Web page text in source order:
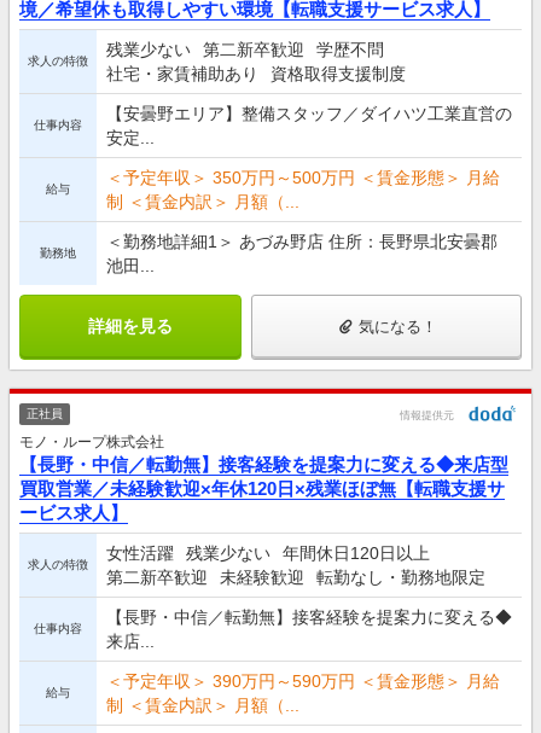
境／希望休も取得しやすい環境【転職支援サービス求人】
求人の特徴
残業少ない 第二新卒歓迎
学歴不問
社宅・家賃補助あり
資格取得支援制度
仕事内容
【安曇野エリア】整備スタッフ／ダイハツ工業直営の
安定...
給与
＜予定年収＞ 350万円～500万円 ＜賃金形態＞ 月給
制 ＜賃金内訳＞ 月額（...
勤務地
＜勤務地詳細1＞ あづみ野店 住所：長野県北安曇郡
池田...
詳細を見る 気になる！
正社員 情報提供元
モノ・ループ株式会社
【長野・中信／転勤無】接客経験を提案力に変える◆来店型
買取営業／未経験歓迎×年休120日×残業ほぼ無【転職支援サ
ービス求人】
求人の特徴
女性活躍 残業少ない
年間休日120日以上
第二新卒歓迎
未経験歓迎 転勤なし・勤務地限定
仕事内容
【長野・中信／転勤無】接客経験を提案力に変える◆
来店...
給与
＜予定年収＞ 390万円～590万円 ＜賃金形態＞ 月給
制 ＜賃金内訳＞ 月額（...